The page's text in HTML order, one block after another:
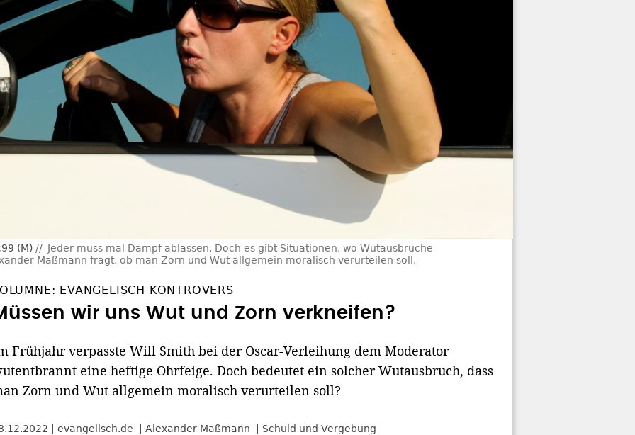
(M)
Jeder muss mal Dampf ablassen. Doch es gibt Situationen, wo Wutausbrüche
Maßmann fragt, ob man Zorn und Wut allgemein moralisch verurteilen soll.
EVANGELISCH KONTROVERS
wir uns Wut und Zorn verkneifen?
Frühjahr verpasste Will Smith bei der Oscar-Verleihung dem Moderator
eine heftige Ohrfeige. Doch bedeutet ein solcher Wutausbruch, dass
Zorn und Wut allgemein moralisch verurteilen soll?
evangelisch.de Alexander Maßmann Schuld und Vergebung